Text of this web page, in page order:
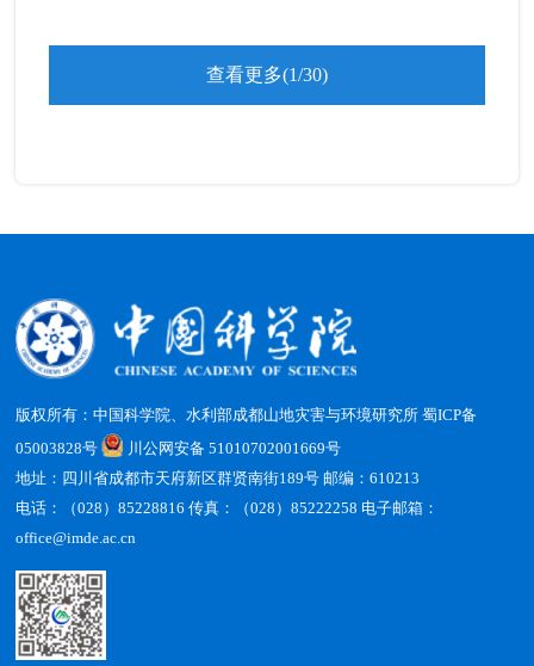
查看更多(1/30)
版权所有：中国科学院、水利部成都山地灾害与环境研究所蜀ICP备
05003828号
川公网安备 51010702001669号
地址：四川省成都市天府新区群贤南街189号 邮编：610213
电话：（028）85228816 传真：（028）85222258 电子邮箱：
office@imde.ac.cn